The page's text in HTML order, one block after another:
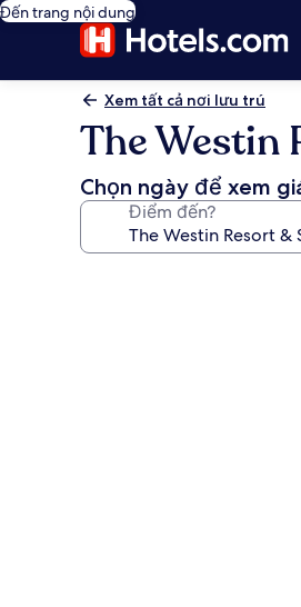
Đến trang nội dung
Xem tất cả nơi lưu trú
The Westin
Chọn ngày để xem
Điểm đến?